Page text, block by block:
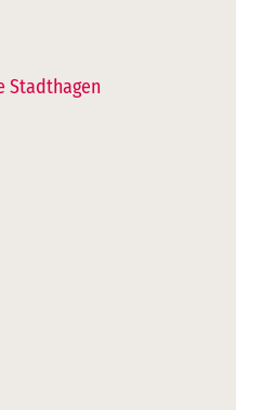
Stadthagen